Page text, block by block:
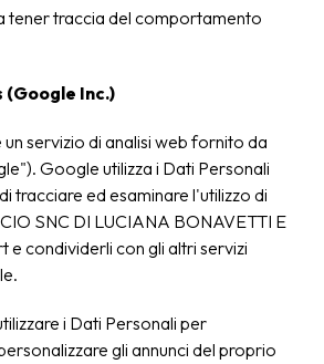
tener traccia del comportamento
Inc.)
servizio di analisi web fornito da
Google utilizza i Dati Personali
tracciare ed esaminare l'utilizzo di
SNC DI LUCIANA BONAVETTI E
e condividerli con gli altri servizi
i Dati Personali per
gli annunci del proprio